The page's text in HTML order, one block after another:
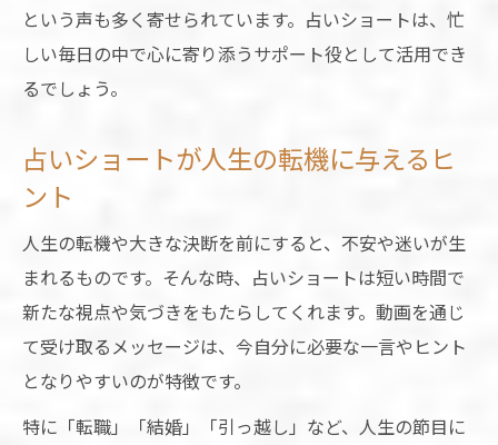
という声も多く寄せられています。占いショートは、忙
しい毎日の中で心に寄り添うサポート役として活用でき
るでしょう。
占いショートが人生の転機に与えるヒ
ント
人生の転機や大きな決断を前にすると、不安や迷いが生
まれるものです。そんな時、占いショートは短い時間で
新たな視点や気づきをもたらしてくれます。動画を通じ
て受け取るメッセージは、今自分に必要な一言やヒント
となりやすいのが特徴です。
特に「転職」「結婚」「引っ越し」など、人生の節目に